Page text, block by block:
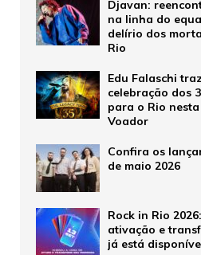
Djavan:
na linha do
delírio dos
Rio
Edu Falaschi
celebração dos
para o Rio
Voador
Confira os
de maio 2026
Rock in Rio
ativação e
já está